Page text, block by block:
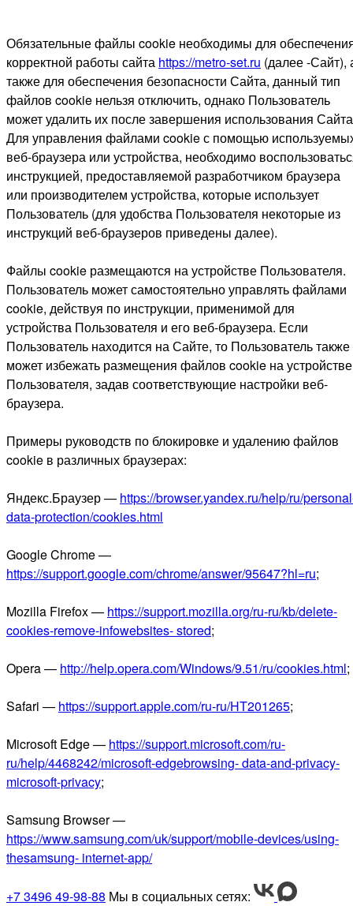
Обязательные файлы cookie необходимы для
корректной работы сайта https://metro-set.ru (далее -Сайт),
также для обеспечения безопасности Сайта, данный тип
файлов cookie нельзя отключить, однако Пользователь
может удалить их после завершения использования
Для управления файлами cookie с помощью
веб-браузера или устройства, необходимо
инструкцией, предоставляемой разработчиком браузера
или производителем устройства, которые использует
Пользователь (для удобства Пользователя некоторые из
инструкций веб-браузеров приведены далее).
Файлы cookie размещаются на устройстве Пользователя.
Пользователь может самостоятельно управлять файлами
cookie, действуя по инструкции, применимой для
устройства Пользователя и его веб-браузера. Если
Пользователь находится на Сайте, то Пользователь также
может избежать размещения файлов cookie на устройстве
Пользователя, задав соответствующие настройки веб-
браузера.
Примеры руководств по блокировке и удалению файлов
cookie в различных браузерах:
Яндекс.Браузер — https://browser.yandex.ru/help/ru/
data-protection/cookies.html
Google Chrome —
https://support.google.com/chrome/answer/95647?hl=ru;
Mozilla Firefox — https://support.mozilla.org/ru-ru/kb/delete-
cookies-remove-infowebsites- stored;
Opera — http://help.opera.com/Windows/9.51/ru/cookies.html;
Safari — https://support.apple.com/ru-ru/HT201265;
Microsoft Edge — https://support.microsoft.com/ru-
ru/help/4468242/microsoft-edgebrowsing- data-and-privacy-
microsoft-privacy;
Samsung Browser —
https://www.samsung.com/uk/support/mobile-devices/using-
thesamsung- internet-app/
+7 3496 49-98-88 Мы в социальных сетях: